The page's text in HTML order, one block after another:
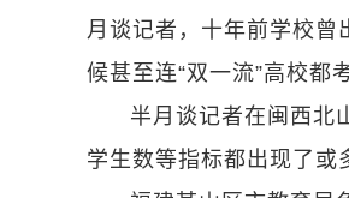
月谈记者，十年前学校曾
候甚至连“双一流”高校都
半月谈记者在闽西北
学生数等指标都出现了或